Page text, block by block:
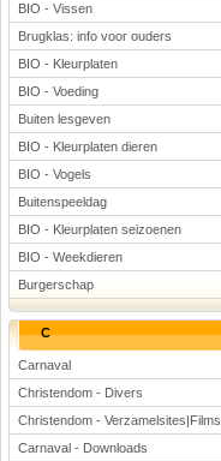
BIO - Vissen
Brugklas: info voor ouders
BIO - Kleurplaten
BIO - Voeding
Buiten lesgeven
BIO - Kleurplaten dieren
BIO - Vogels
Buitenspeeldag
BIO - Kleurplaten seizoenen
BIO - Weekdieren
Burgerschap
C
Carnaval
Christendom - Divers
Christendom - Verzamelsites|Films
Carnaval - Downloads